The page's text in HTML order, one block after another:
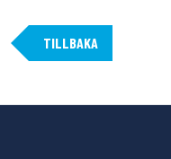
TILLBAKA